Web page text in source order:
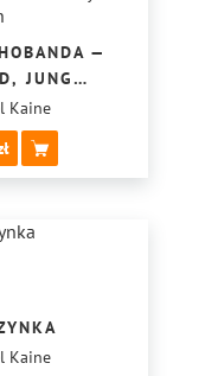
—
JUNG
EKIPY,
Kaine
Kaine